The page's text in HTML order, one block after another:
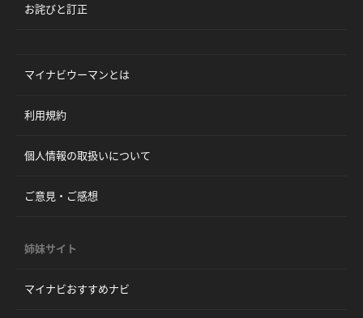
お詫びと訂正
マイナビウーマンとは
利用規約
個人情報の取扱いについて
ご意見・ご感想
姉妹サイト
マイナビおすすめナビ